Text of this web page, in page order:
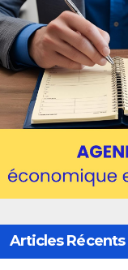
Articles Récents